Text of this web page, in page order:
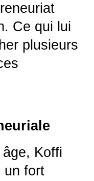
Ce qui lui
plusieurs
es
Koffi
un fort